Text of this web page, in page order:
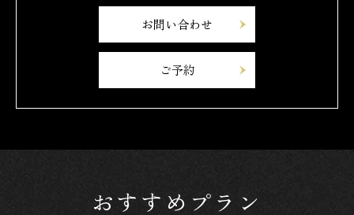
お問い合わせ
ご予約
おすすめプラン